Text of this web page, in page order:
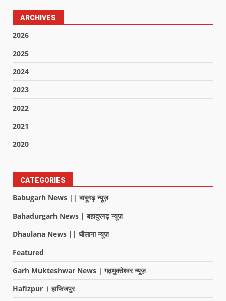
ARCHIVES
2026
2025
2024
2023
2022
2021
2020
CATEGORIES
Babugarh News || बाबूगढ़ न्यूज़
Bahadurgarh News | बहादुरगढ़ न्यूज़
Dhaulana News || धौलाना न्यूज़
Featured
Garh Mukteshwar News | गढ़मुक्तेश्वर न्यूज़
Hafizpur । हाफिजपुर